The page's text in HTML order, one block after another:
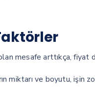
mesafe arttıkça, fiyat
miktarı ve boyutu, işin